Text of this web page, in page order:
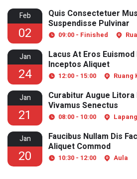
Feb
02
Quis Consectetuer
Suspendisse Pulvinar
09:00 - Finished
Jan
24
Lacus At Eros
Inceptos Aliquet
12:00 - 15:00 Ruang
Jan
21
Curabitur Augue
Vivamus Senectus
08:00 - 10:00
Jan
20
Faucibus Nullam Dis
Aliquet Commod
10:30 - 12:00 Aula